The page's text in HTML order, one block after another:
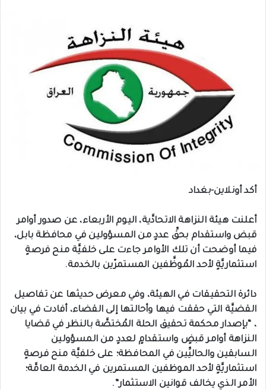
أكد أونلاين-بغداد
أعلنت هيئة النزاهة الاتحادَّية، اليوم الأربعاء، عن صدور أوامر
قبض واستقدام بحقِّ عددٍ من المسؤولين في محافظة بابل،
فيما أوضحت أن تلك الأوامر جاءت على خلفيَّة منح فرصةٍ
استثماريَّةٍ لأحد المُوظَّفين المستمرّين بالخدمة.
دائرة التحقيقات في الهيئة، وفي معرض حديثها عن تفاصيل
القضيَّة التي حققت فيها وأحالتها إلى القضاء، أفادت في بيان
، “بإصدار محكمة تحقيق الحلة المُختصَّة بالنظر في قضايا
النزاهة أوامر قبضٍ واستقدامٍ لعددٍ من المسؤولين
السابقين والحاليِّين في المحافظة؛ على خلفيَّة منح فرصةٍ
استثماريَّةٍ لأحد الموظفين المستمرين في الخدمة العامَّة؛
الأمر الذي يخالف قوانين الاستثمار”.